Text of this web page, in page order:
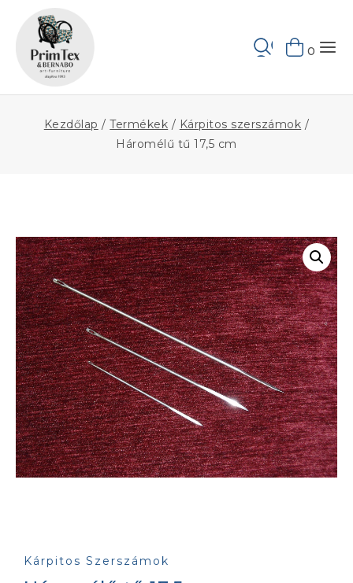
content
0
Kezdőlap / Termékek / Kárpitos szerszámok /
Háromélű tű 17,5 cm
Kárpitos Szerszámok